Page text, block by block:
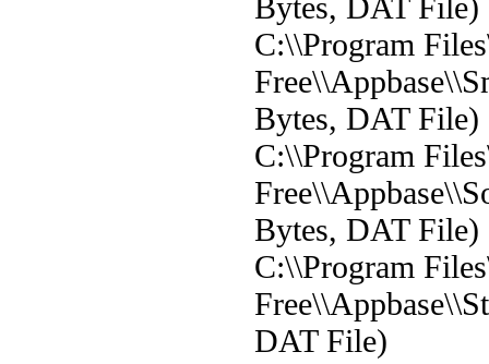
C:\\Program
Bytes, DAT File)
C:\\Program
Bytes, DAT File)
C:\\Program
DAT File)